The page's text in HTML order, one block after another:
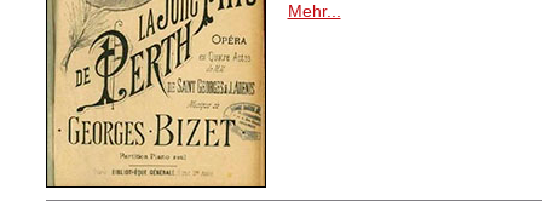
Mehr...